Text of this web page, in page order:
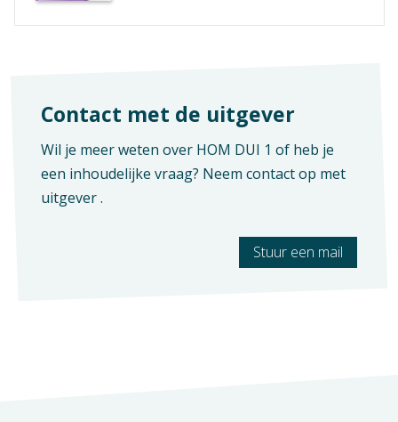
Contact met de uitgever
Wil je meer weten over HOM DUI 1 of heb je
een inhoudelijke vraag? Neem contact op met
uitgever.
Stuur een mail